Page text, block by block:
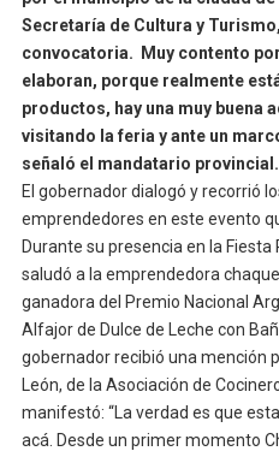
Secretaría de Cultura y
convocatoria. Muy contento
elaboran, porque realmente
productos, hay una muy buena
visitando la feria y ante un
señaló el mandatario provincial.
El gobernador dialogó y recorrió
emprendedores en este evento
Durante su presencia en la
saludó a la emprendedora
ganadora del Premio Nacional
Alfajor de Dulce de Leche con
gobernador recibió una mención
León, de la Asociación de
manifestó: “La verdad es que
acá. Desde un primer momento